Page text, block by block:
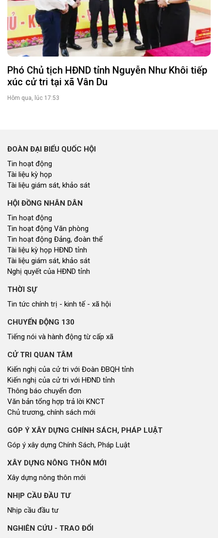
Phó Chủ tịch HĐND tỉnh Nguyễn Như Khôi tiếp
xúc cử tri tại xã Vân Du
Hôm qua, lúc 17:53
ĐOÀN ĐẠI BIỂU QUỐC HỘI
Tin hoạt động
Tài liệu kỳ họp
Tài liệu giám sát, khảo sát
HỘI ĐỒNG NHÂN DÂN
Tin hoạt động
Tin hoạt động Văn phòng
Tin hoạt động Đảng, đoàn thể
Tài liệu kỳ họp HĐND tỉnh
Tài liệu giám sát, khảo sát
Nghị quyết của HĐND tỉnh
THỜI SỰ
Tin tức chính trị - kinh tế - xã hội
CHUYỂN ĐỘNG 130
Tiếng nói và hành động từ cấp xã
CỬ TRI QUAN TÂM
Kiến nghị của cử tri với Đoàn ĐBQH tỉnh
Kiến nghị của cử tri với HĐND tỉnh
Thông báo chuyển đơn
Văn bản tổng hợp trả lời KNCT
Chủ trương, chính sách mới
GÓP Ý XÂY DỰNG CHÍNH SÁCH, PHÁP LUẬT
Góp ý xây dựng Chính Sách, Pháp Luật
XÂY DỰNG NÔNG THÔN MỚI
Xây dựng nông thôn mới
NHỊP CẦU ĐẦU TƯ
Nhịp cầu đầu tư
NGHIÊN CỨU - TRAO ĐỔI